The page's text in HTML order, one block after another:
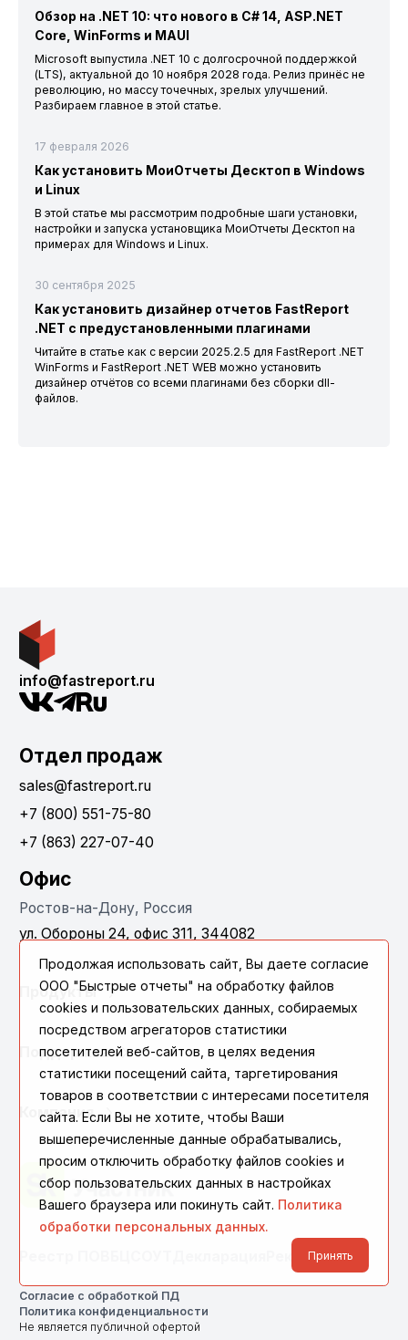
Обзор на .NET 10: что нового в C# 14, ASP.NET
Core, WinForms и MAUI
Microsoft выпустила .NET 10 с долгосрочной поддержкой
(LTS), актуальной до 10 ноября 2028 года. Релиз принёс не
революцию, но массу точечных, зрелых улучшений.
Разбираем главное в этой статье.
17 февраля 2026
Как установить МоиОтчеты Десктоп в Windows
и Linux
В этой статье мы рассмотрим подробные шаги установки,
настройки и запуска установщика МоиОтчеты Десктоп на
примерах для Windows и Linux.
30 сентября 2025
Как установить дизайнер отчетов FastReport
.NET с предустановленными плагинами
Читайте в статье как с версии 2025.2.5 для FastReport .NET
WinForms и FastReport .NET WEB можно установить
дизайнер отчётов со всеми плагинами без сборки dll-
файлов.
info@fastreport.ru
Отдел продаж
sales@fastreport.ru
+7 (800) 551-75-80
+7 (863) 227-07-40
Офис
Ростов-на-Дону, Россия
ул. Обороны 24, офис 311, 344082
Продукты
Поддержка
Компания
Реквизиты
Согласие с обработкой ПД
Политика конфиденциальности
Не является публичной офертой
Продолжая использовать сайт, Вы даете согласие
ООО "Быстрые отчеты" на обработку файлов
cookies и пользовательских данных, собираемых
посредством агрегаторов статистики
посетителей веб-сайтов, в целях ведения
статистики посещений сайта, таргетирования
товаров в соответствии с интересами посетителя
сайта. Если Вы не хотите, чтобы Ваши
вышеперечисленные данные обрабатывались,
просим отключить обработку файлов cookies и
сбор пользовательских данных в настройках
Вашего браузера или покинуть сайт. Политика
обработки персональных данных.
Принять